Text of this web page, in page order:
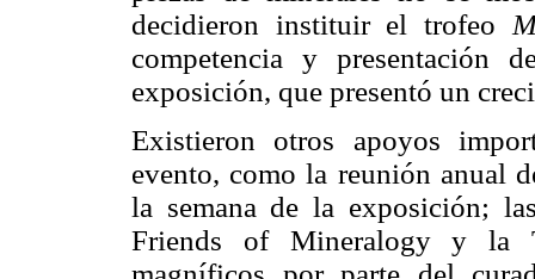
decidieron instituir el trofeo
competencia y presentación
exposición, que presentó un
Existieron otros apoyos
evento, como la reunión anual
la semana de la exposición;
Friends of Mineralogy y la